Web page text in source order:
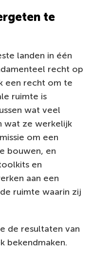
te
landen in één
recht op
een recht om te
ruimte is
wat veel
wat ze werkelijk
om een
bouwen, en
en
aan een
ruimte waarin zij
de resultaten van
bekendmaken.